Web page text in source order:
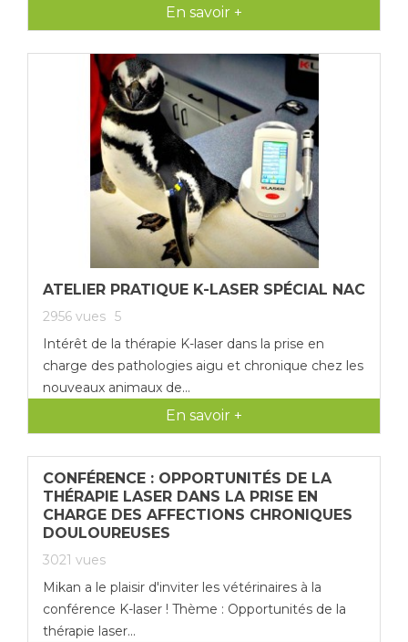
En savoir +
ATELIER PRATIQUE K-LASER SPÉCIAL NAC
2956 vues 5
Intérêt de la thérapie K-laser dans la prise en
charge des pathologies aigu et chronique chez les
nouveaux animaux de...
En savoir +
CONFÉRENCE : OPPORTUNITÉS DE LA
THÉRAPIE LASER DANS LA PRISE EN
CHARGE DES AFFECTIONS CHRONIQUES
DOULOUREUSES
3021 vues
Mikan a le plaisir d'inviter les vétérinaires à la
conférence K-laser ! Thème : Opportunités de la
thérapie laser...